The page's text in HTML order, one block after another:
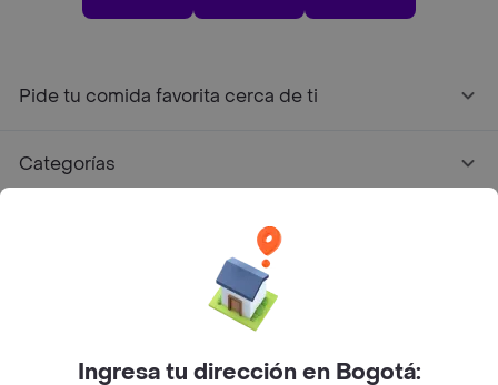
Pide tu comida favorita cerca de ti
Categorías
Facebook
Twitter
Instagram
Ingresa tu dirección en Bogotá: